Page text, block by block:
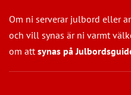
Om ni serverar julbord eller
och vill synas är ni varmt
om attsynas på